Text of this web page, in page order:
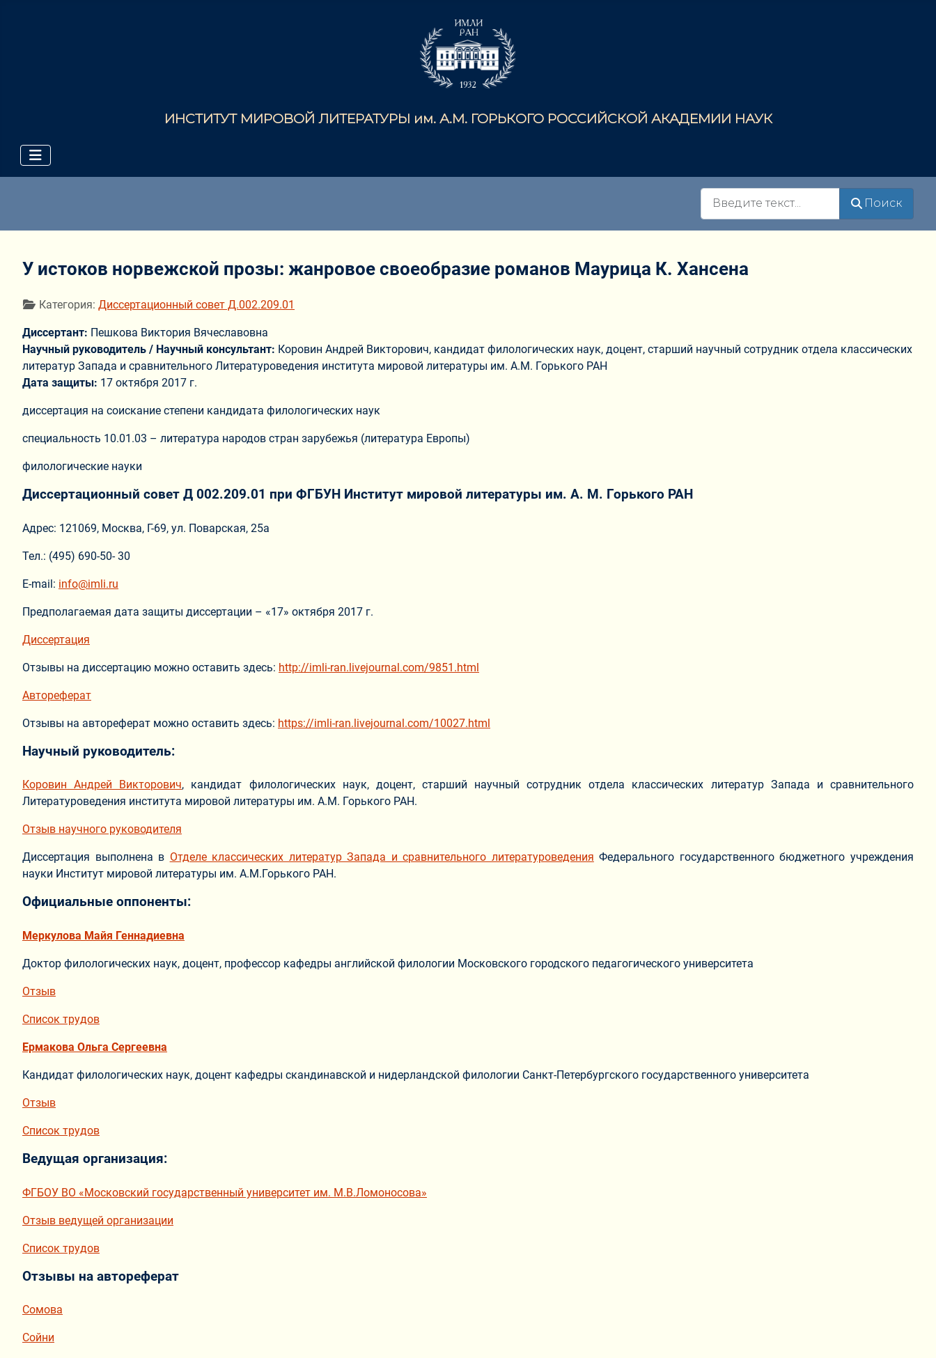
ИНСТИТУТ МИРОВОЙ ЛИТЕРАТУРЫ им. А.М. ГОРЬКОГО РОССИЙСКОЙ АКАДЕМИИ НАУК
Поиск
У истоков норвежской прозы: жанровое своеобразие романов Маурица К. Хансена
Информация о материале
Категория: Диссертационный совет Д.002.209.01
Диссертант: Пешкова Виктория Вячеславовна
Научный руководитель / Научный консультант: Коровин Андрей Викторович, кандидат филологических наук, доцент, старший научный сотрудник отдела классических
литератур Запада и сравнительного Литературоведения института мировой литературы им. А.М. Горького РАН
Дата защиты: 17 октября 2017 г.
диссертация на соискание степени кандидата филологических наук
специальность 10.01.03 – литература народов стран зарубежья (литература Европы)
филологические науки
Диссертационный совет Д 002.209.01 при ФГБУН Институт мировой литературы им. А. М. Горького РАН
Адрес: 121069, Москва, Г-69, ул. Поварская, 25а
Тел.: (495) 690-50- 30
E-mail: info@imli.ru
Предполагаемая дата защиты диссертации – «17» октября 2017 г.
Диссертация
Отзывы на диссертацию можно оставить здесь: http://imli-ran.livejournal.com/9851.html
Автореферат
Отзывы на автореферат можно оставить здесь: https://imli-ran.livejournal.com/10027.html
Научный руководитель:
Коровин Андрей Викторович, кандидат филологических наук, доцент, старший научный сотрудник отдела классических литератур Запада и сравнительного
Литературоведения института мировой литературы им. А.М. Горького РАН.
Отзыв научного руководителя
Диссертация выполнена в Отделе классических литератур Запада и сравнительного литературоведения Федерального государственного бюджетного учреждения
науки Институт мировой литературы им. А.М.Горького РАН.
Официальные оппоненты:
Меркулова Майя Геннадиевна
Доктор филологических наук, доцент, профессор кафедры английской филологии Московского городского педагогического университета
Отзыв
Список трудов
Ермакова Ольга Сергеевна
Кандидат филологических наук, доцент кафедры скандинавской и нидерландской филологии Санкт-Петербургского государственного университета
Отзыв
Список трудов
Ведущая организация:
ФГБОУ ВО «Московский государственный университет им. М.В.Ломоносова»
Отзыв ведущей организации
Список трудов
Отзывы на автореферат
Сомова
Сойни